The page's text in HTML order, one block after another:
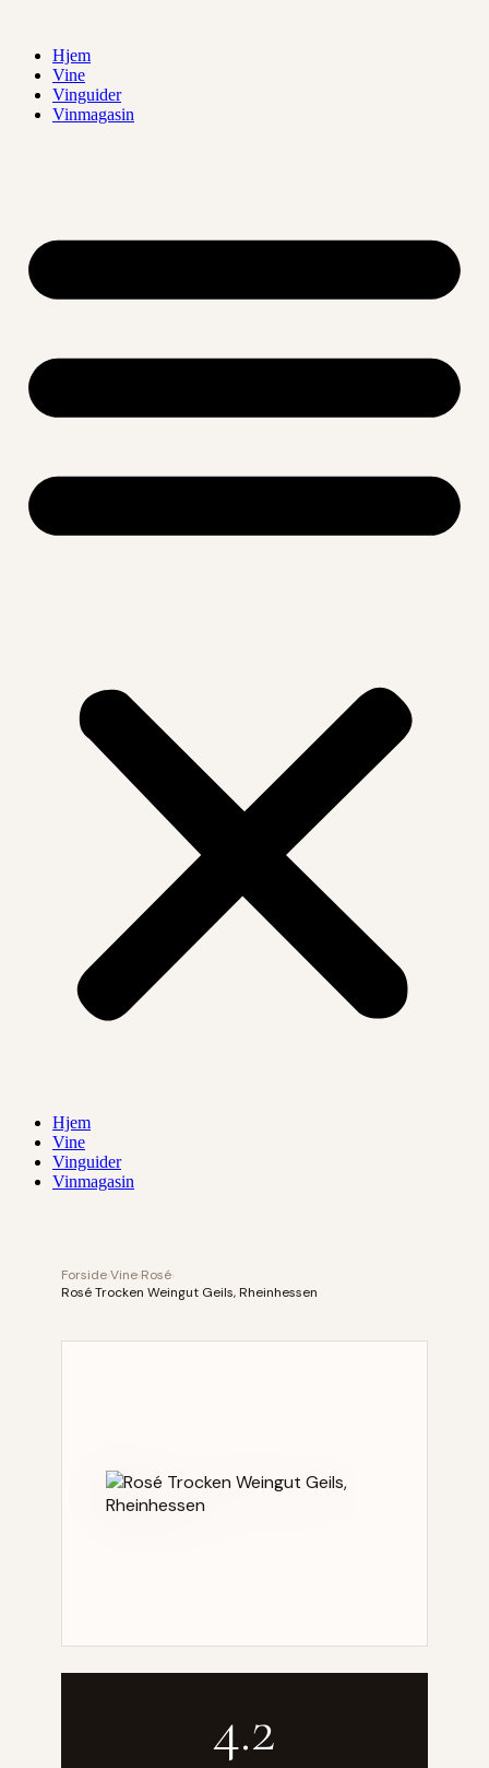
indholdHjem
Vine
Vinguider
Vinmagasin
Hjem
Vine
Vinguider
Vinmagasin
ForsideVine Rosé
Rosé Trocken Weingut Geils, Rheinhessen
4.2